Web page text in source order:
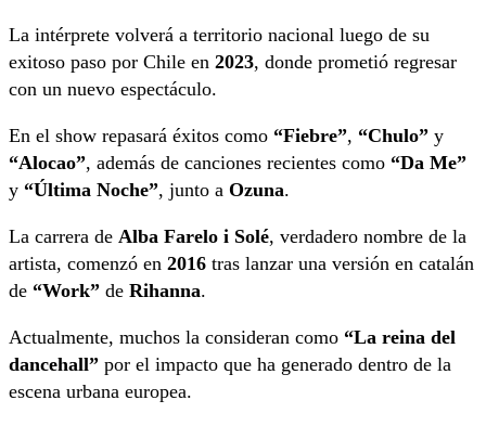
La intérprete volverá a territorio nacional luego de su
exitoso paso por Chile en 2023, donde prometió regresar
con un nuevo espectáculo.
En el show repasará éxitos como “Fiebre”, “Chulo” y
“Alocao”, además de canciones recientes como “Da Me”
y “Última Noche”, junto a Ozuna.
La carrera de Alba Farelo i Solé, verdadero nombre de la
artista, comenzó en 2016 tras lanzar una versión en catalán
de “Work” de Rihanna.
Actualmente, muchos la consideran como “La reina del
dancehall” por el impacto que ha generado dentro de la
escena urbana europea.